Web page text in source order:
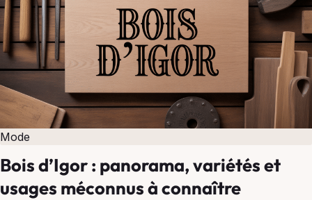
Mode
Bois d’Igor : panorama, variétés et
usages méconnus à connaître